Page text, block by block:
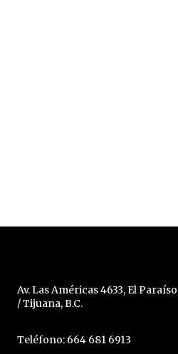
Av. Las Américas 4633, El
/ Tijuana, B.C.
Teléfono: 664 681 6913